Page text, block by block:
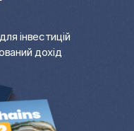
інвестицій
дохід